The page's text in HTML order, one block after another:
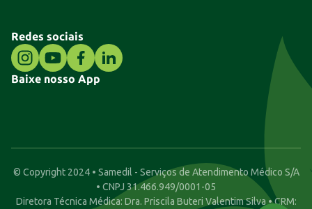
Redes sociais
Baixe nosso App
© Copyright 2024 • Samedil - Serviços de Atendimento Médico S/A
• CNPJ 31.466.949/0001-05
Diretora Técnica Médica: Dra. Priscila Buteri Valentim Silva • CRM: